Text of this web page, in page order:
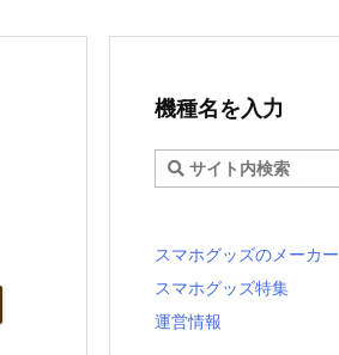
機種名を入力
スマホグッズのメーカー
スマホグッズ特集
運営情報